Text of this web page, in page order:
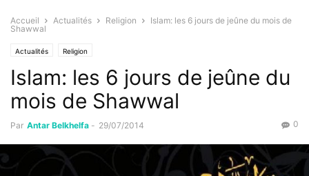
Accueil Actualités Religion
Islam: les 6 jours de jeûne du mois de
Shawwal
Actualités Religion
Islam: les 6 jours de jeûne du
mois de Shawwal
Par Antar Belkhelfa - 29/07/2014 0